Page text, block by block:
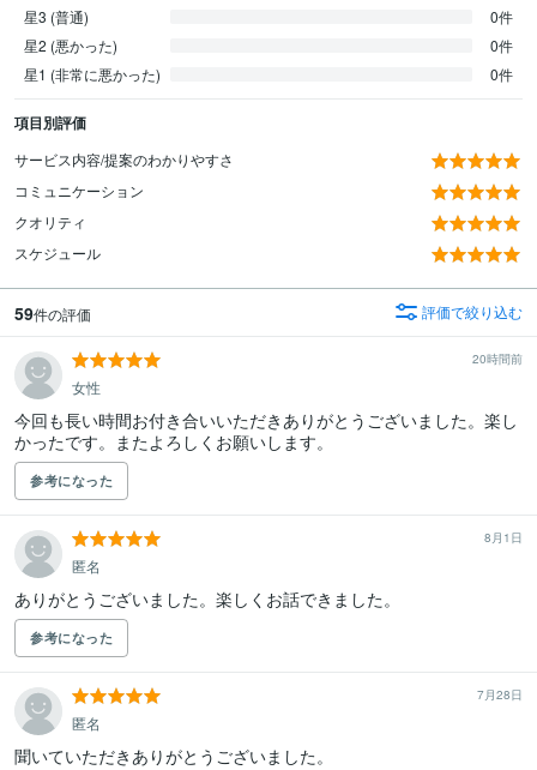
星3 (普通)
0件
星2 (悪かった)
0件
星1 (非常に悪かった)
0件
項目別評価
サービス内容/提案のわかりやすさ
コミュニケーション
クオリティ
スケジュール
59件の評価 評価で絞り込む
20時間前
女性
今回も長い時間お付き合いいただきありがとうございました。楽し
かったです。またよろしくお願いします。
参考になった
8月1日
匿名
ありがとうございました。楽しくお話できました。
参考になった
7月28日
匿名
聞いていただきありがとうございました。